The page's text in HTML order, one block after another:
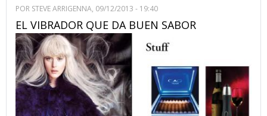
POR STEVE ARRIGENNA, 09/12/2013 - 19:40
EL VIBRADOR QUE DA BUEN SABOR